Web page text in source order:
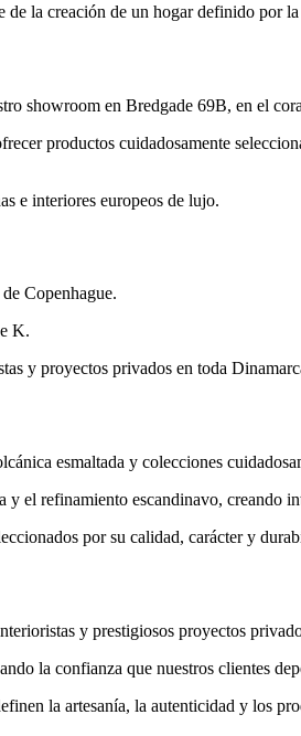
la creación de un hogar definido por
showroom en Bredgade 69B, en el
productos cuidadosamente
e interiores europeos de lujo.
Copenhague.
K.
y proyectos privados en toda
esmaltada y colecciones
el refinamiento escandinavo, creando
por su calidad, carácter y
y prestigiosos proyectos
la confianza que nuestros clientes
la artesanía, la autenticidad y los